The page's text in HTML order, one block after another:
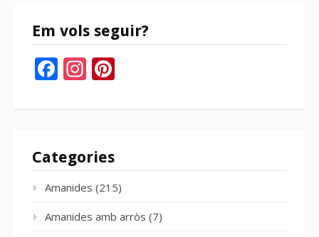
Em vols seguir?
Facebook
Instagram
Categories
Amanides (215)
Amanides amb arròs (7)